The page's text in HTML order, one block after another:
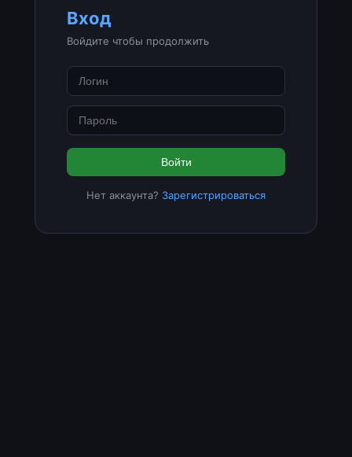
Вход
Войдите чтобы продолжить
Войти
Нет аккаунта? Зарегистрироваться